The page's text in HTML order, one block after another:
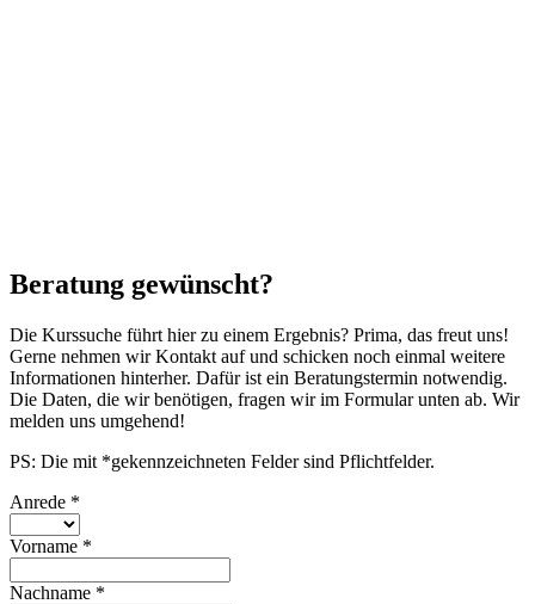
Beratung gewünscht?
Die Kurssuche führt hier zu einem Ergebnis? Prima, das freut uns!
Gerne nehmen wir Kontakt auf und schicken noch einmal weitere
Informationen hinterher. Dafür ist ein Beratungstermin notwendig.
Die Daten, die wir benötigen, fragen wir im Formular unten ab. Wir
melden uns umgehend!
PS: Die mit *gekennzeichneten Felder sind Pflichtfelder.
Anrede *
Vorname *
Nachname *